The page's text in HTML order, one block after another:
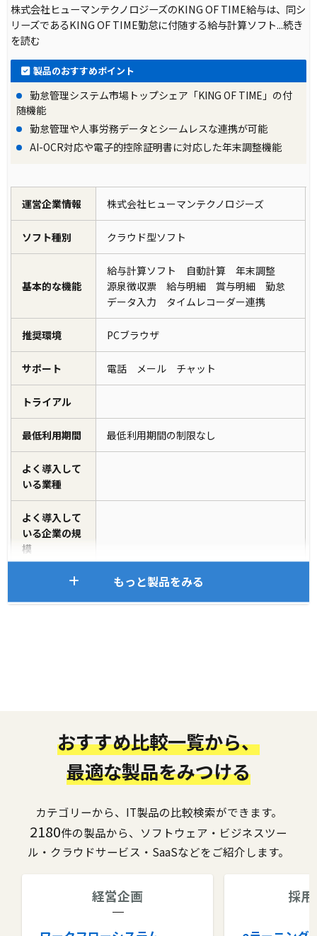
株式会社ヒューマンテクノロジーズのKING OF TIME給与は、同シ
リーズであるKING OF TIME勤怠に付随する給与計算ソフト...続き
を読む
製品のおすすめポイント
勤怠管理システム市場トップシェア「KING OF TIME」の付
随機能
勤怠管理や人事労務データとシームレスな連携が可能
AI-OCR対応や電子的控除証明書に対応した年末調整機能
運営企業情報 株式会社ヒューマンテクノロジーズ
ソフト種別 クラウド型ソフト
基本的な機能
給与計算ソフト 自動計算 年末調整
源泉徴収票 給与明細 賞与明細 勤怠
データ入力 タイムレコーダー連携
推奨環境 PCブラウザ
サポート 電話 メール チャット
トライアル
最低利用期間 最低利用期間の制限なし
よく導入して
いる業種
よく導入して
いる企業の規
模
もっと製品をみる
おすすめ比較一覧から、
最適な製品をみつける
カテゴリーから、IT製品の比較検索ができます。
2180件の製品から、ソフトウェア・ビジネスツー
ル・クラウドサービス・SaaSなどをご紹介します。
経営企画 採